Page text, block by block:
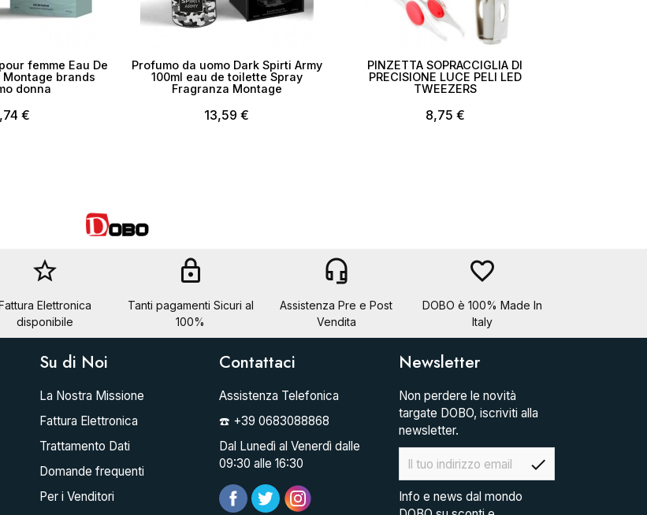
femme Eau De
Montage brands
donna
€
Profumo da uomo Dark Spirti Army
100ml eau de toilette Spray
Fragranza Montage
13,59 €
PINZETTA SOPRACCIGLIA DI
PRECISIONE LUCE PELI LED
TWEEZERS
8,75 €
star_border
Elettronica
disponibile
lock
Tanti pagamenti Sicuri al
100%
headset_mic
Assistenza Pre e Post
Vendita
favorite_border
DOBO è 100% Made In
Italy
Su di Noi
La Nostra Missione
Fattura Elettronica
Trattamento Dati
Domande frequenti
Per i Venditori
Contattaci
Assistenza Telefonica
☎️ +39 0683088868
Dal Lunedì al Venerdì dalle
09:30 alle 16:30
Newsletter
Non perdere le novità
targate DOBO, iscriviti alla
newsletter.
check
Info e news dal mondo